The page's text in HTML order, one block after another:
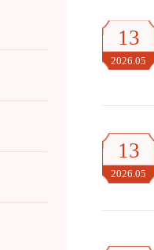
13
2026.05
13
2026.05